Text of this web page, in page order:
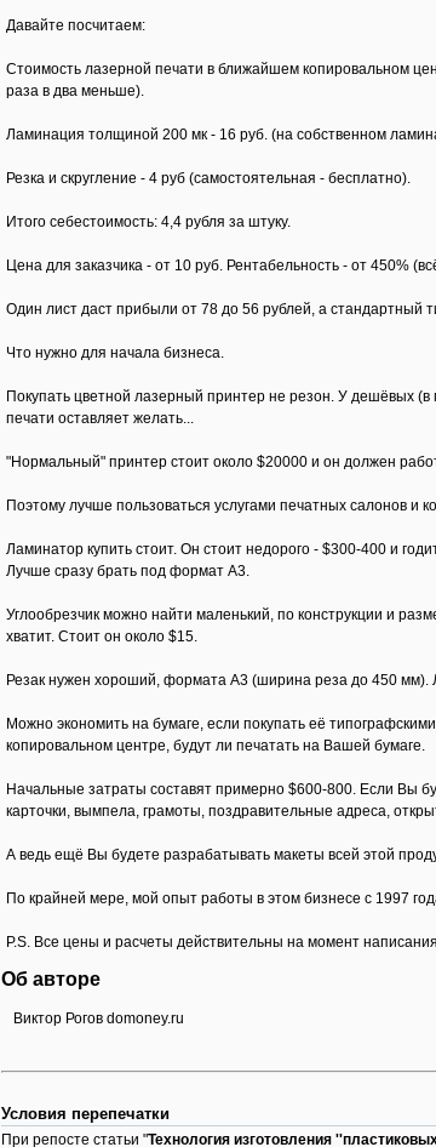
Давайте посчитаем:
Стоимость лазерной печати в ближайшем копировальном
раза в два меньше).
Ламинация толщиной 200 мк - 16 руб. (на собственном
Резка и скругление - 4 руб (самостоятельная - бесплатно).
Итого себестоимость: 4,4 рубля за штуку.
Цена для заказчика - от 10 руб. Рентабельность - от 450%
Один лист даст прибыли от 78 до 56 рублей, а стандартный
Что нужно для начала бизнеса.
Покупать цветной лазерный принтер не резон. У дешёвых
печати оставляет желать...
"Нормальный" принтер стоит около $20000 и он должен
Поэтому лучше пользоваться услугами печатных салонов и
Ламинатор купить стоит. Он стоит недорого - $300-400 и
Лучше сразу брать под формат А3.
Углообрезчик можно найти маленький, по конструкции и
хватит. Стоит он около $15.
Резак нужен хороший, формата А3 (ширина реза до 450 мм).
Можно экономить на бумаге, если покупать её
копировальном центре, будут ли печатать на Вашей бумаге.
Начальные затраты составят примерно $600-800. Если Вы
карточки, вымпела, грамоты, поздравительные адреса,
А ведь ещё Вы будете разрабатывать макеты всей этой
По крайней мере, мой опыт работы в этом бизнесе с 1997
P.S. Все цены и расчеты действительны на момент
Об авторе
Виктор Рогов domoney.ru
Условия перепечатки
При репосте статьи "Технология изготовления